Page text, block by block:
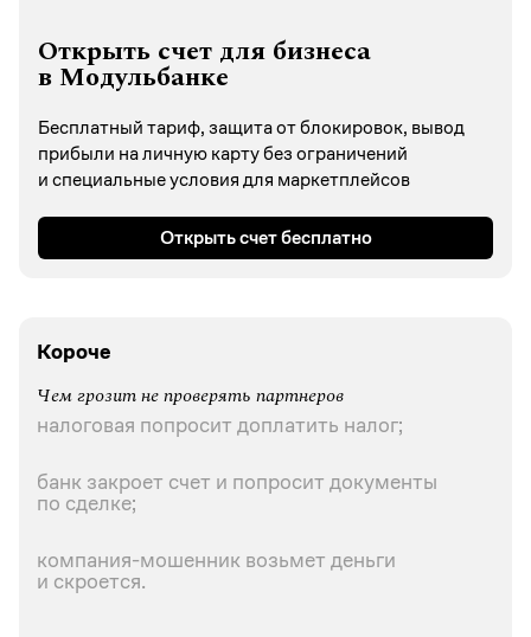
Открыть счет для бизнеса
в Модульбанке
Бесплатный тариф, защита от блокировок, вывод
прибыли на личную карту без ограничений
и специальные условия для маркетплейсов
Открыть счет бесплатно
Короче
Чем грозит не проверять партнеров
налоговая попросит доплатить налог;
банк закроет счет и попросит документы
по сделке;
компания-мошенник возьмет деньги
и скроется.